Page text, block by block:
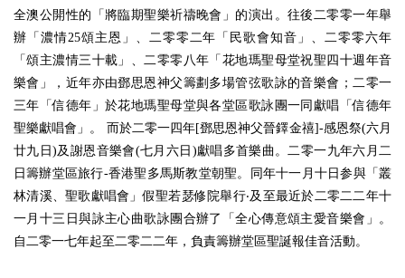
全澳公開性的「將臨期聖樂祈禱晚會」的演出。往後二零零一年舉
辦「濃情25頌主恩」、二零零二年「民歌會知音」、二零零六年
「頌主濃情三十載」、二零零八年「花地瑪聖母堂祝聖四十週年音
樂會」，近年亦由鄧思恩神父籌劃多場管弦歌詠的音樂會；二零一
三年「信德年」於花地瑪聖母堂與各堂區歌詠團一同獻唱「信德年
聖樂獻唱會」。
而於二零一四年[鄧思恩神父晉鐸金禧]-感恩祭(六月
廿九日)及謝恩音樂會(七月六日 )獻唱多首樂曲。二零一九年六月二
日籌辦堂區旅行-香港聖多馬斯教堂朝聖。同年十一月十日参與「叢
林清溪、聖歌獻唱會」假聖若瑟修院舉行‧及至最近於二零二二年十
一月十三日與詠主心曲歌詠團合辦了「全心傳意頌主愛音樂會」。
自二零一七年起至二零二二年，負責籌辦堂區聖誕報佳音活動。